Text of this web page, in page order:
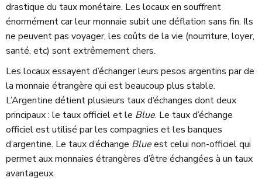
drastique du taux monétaire. Les locaux en souffrent
énormément car leur monnaie subit une déflation sans fin. Ils
ne peuvent pas voyager, les coûts de la vie (nourriture, loyer,
santé, etc) sont extrêmement chers.
Les locaux essayent d’échanger leurs pesos argentins par de
la monnaie étrangère qui est beaucoup plus stable.
L’Argentine détient plusieurs taux d’échanges dont deux
principaux : le taux officiel et le Blue. Le taux d’échange
officiel est utilisé par les compagnies et les banques
d’argentine. Le taux d’échange Blueest celui non-officiel qui
permet aux monnaies étrangères d’être échangées à un taux
avantageux.